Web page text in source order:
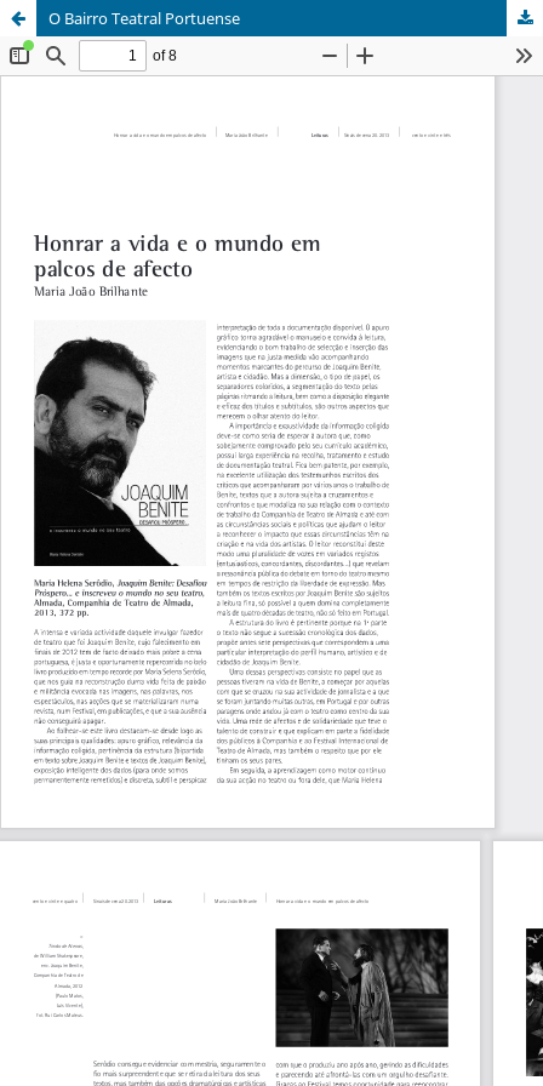
O Bairro Teatral Portuense